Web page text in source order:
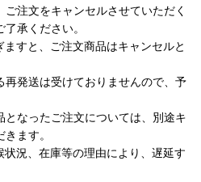
注文をキャンセルさせていただく
承ください。
すと、ご注文商品はキャンセルと
発送は受けておりませんので、予
なったご注文については、別途キ
ます。
況、在庫等の理由により、遅延す